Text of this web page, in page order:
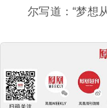
尔写道：“梦想